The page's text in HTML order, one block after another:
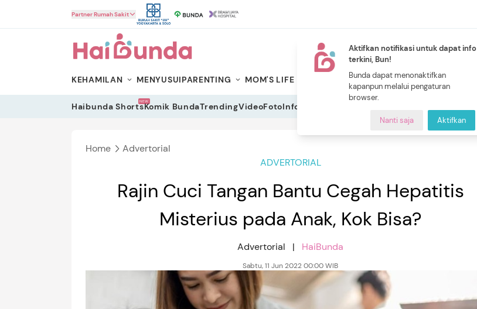
Aktifkan notifikasi untuk dapat info
terkini, Bun!
Bunda dapat menonaktifkan
kapanpun melalui pengaturan
browser.
Nanti saja Aktifkan
Partner Rumah Sakit
KEHAMILAN MENYUSUIPARENTING MOM'S LIFE PILIHAN BUNDA
NEW
CERITA BUNDA
Haibunda ShortsNEWKomik BundaTrendingVideoFotoInfografis
Home
Advertorial
ADVERTORIAL
Rajin Cuci Tangan Bantu Cegah Hepatitis
Misterius pada Anak, Kok Bisa?
Advertorial | HaiBunda
Sabtu, 11 Jun 2022 00:00 WIB